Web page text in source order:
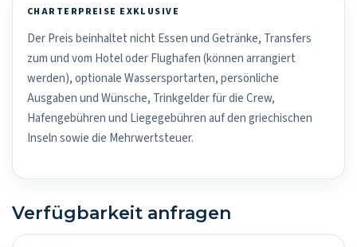
CHARTERPREISE EXKLUSIVE
Der Preis beinhaltet nicht Essen und Getränke, Transfers
zum und vom Hotel oder Flughafen (können arrangiert
werden), optionale Wassersportarten, persönliche
Ausgaben und Wünsche, Trinkgelder für die Crew,
Hafengebühren und Liegegebühren auf den griechischen
Inseln sowie die Mehrwertsteuer.
Verfügbarkeit anfragen